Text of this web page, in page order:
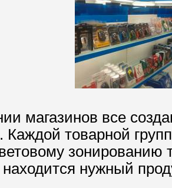
магазинов все
Каждой товарной
зонированию
нужный